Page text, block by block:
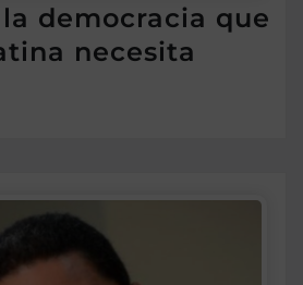
democracia que
necesita